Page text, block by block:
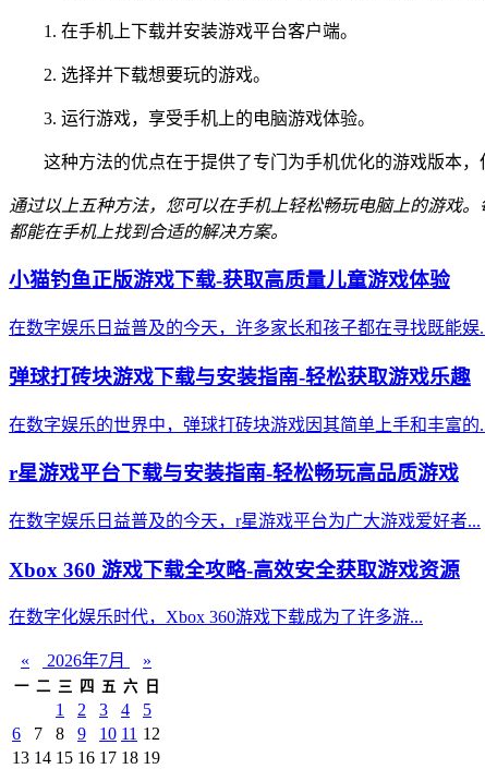
1. 在手机上下载并安装游戏平台客户端。
2. 选择并下载想要玩的游戏。
3. 运行游戏，享受手机上的电脑游戏体验。
这种方法的优点在于提供了专门为手机优化的游戏版本，
通过以上五种方法，您可以在手机上轻松畅玩电脑上的游戏
都能在手机上找到合适的解决方案。
小猫钓鱼正版游戏下载-获取高质量儿童游戏体验
在数字娱乐日益普及的今天，许多家长和孩子都在寻找既能娱
弹球打砖块游戏下载与安装指南-轻松获取游戏乐趣
在数字娱乐的世界中，弹球打砖块游戏因其简单上手和丰富的
r星游戏平台下载与安装指南-轻松畅玩高品质游戏
在数字娱乐日益普及的今天，r星游戏平台为广大游戏爱好者...
Xbox 360 游戏下载全攻略-高效安全获取游戏资源
在数字化娱乐时代，Xbox 360游戏下载成为了许多游...
« 2026年7月 »
一 二 三 四 五 六 日
1 2 3 4
5
6
7 8 9 10 11 12
13 14 15 16 17 18 19